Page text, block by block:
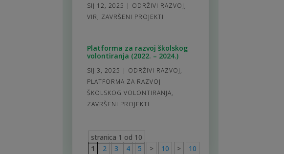
SIJ 12, 2025 | ODRŽIVI RAZVOJ,
VIR, ZAVRŠENI PROJEKTI
Platforma za razvoj školskog
volontiranja (2022. – 2024.)
SIJ 3, 2025 | ODRŽIVI RAZVOJ,
PLATFORMA ZA RAZVOJ
ŠKOLSKOG VOLONTIRANJA,
ZAVRŠENI PROJEKTI
stranica 1 od 10
1
2 3 4 5 > 10 > 10